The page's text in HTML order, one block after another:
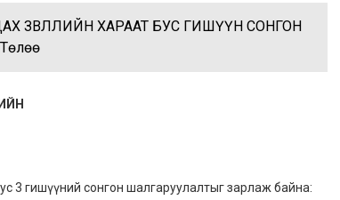
ЗӨВЛӨЛИЙН ХАРААТ БУС ГИШҮҮН СОНГОН
3 гишүүний сонгон шалгаруулалтыг зарлаж байна: